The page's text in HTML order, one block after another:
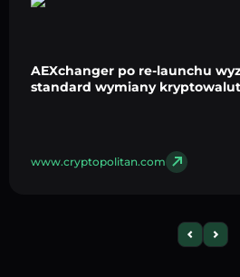
AEXchanger po re-launchu
standard wymiany
www.cryptopolitan.com